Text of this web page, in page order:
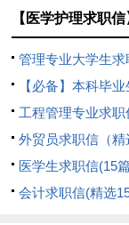
【医学护理求职
管理专业大学生求
【必备】本科毕
篇工程管理专业求职
外贸员求职信（精
医学生求职信(15
会计求职信(精选